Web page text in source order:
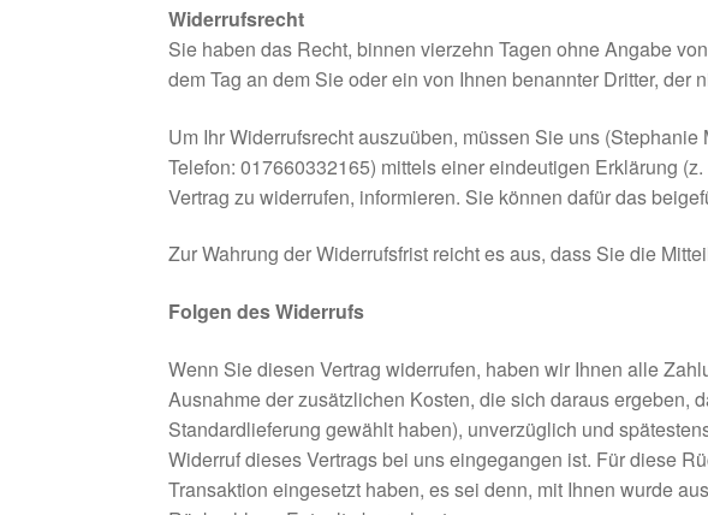
Widerrufsrecht
Sie haben das Recht, binnen vierzehn Tagen ohne Angabe
dem Tag an dem Sie oder ein von Ihnen benannter Dritter,
Um Ihr Widerrufsrecht auszuüben, müssen Sie uns
Telefon: 017660332165) mittels einer eindeutigen Erklärung
Vertrag zu widerrufen, informieren. Sie können dafür das
Zur Wahrung der Widerrufsfrist reicht es aus, dass Sie die
Folgen des Widerrufs
Wenn Sie diesen Vertrag widerrufen, haben wir Ihnen alle
Ausnahme der zusätzlichen Kosten, die sich daraus ergeben,
Standardlieferung gewählt haben), unverzüglich und
Widerruf dieses Vertrags bei uns eingegangen ist. Für diese
Transaktion eingesetzt haben, es sei denn, mit Ihnen wurde